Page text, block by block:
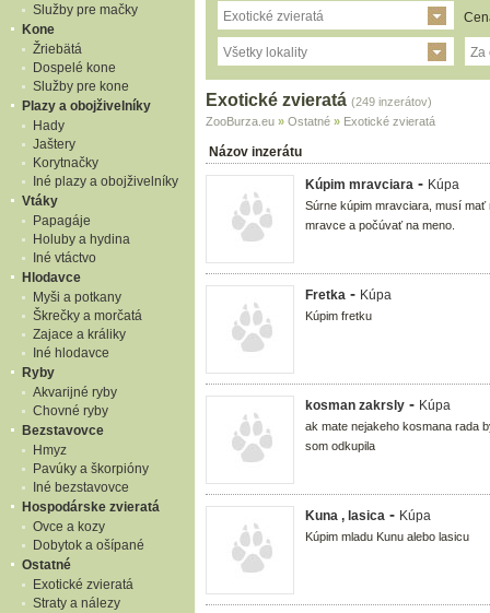
Služby pre mačky
Kone
Žriebätá
Dospelé kone
Služby pre kone
Plazy a obojživelníky
Hady
Jaštery
Korytnačky
Iné plazy a obojživelníky
Vtáky
Papagáje
Holuby a hydina
Iné vtáctvo
Hlodavce
Myši a potkany
Škrečky a morčatá
Zajace a králiky
Iné hlodavce
Ryby
Akvarijné ryby
Chovné ryby
Bezstavovce
Hmyz
Pavúky a škorpióny
Iné bezstavovce
Hospodárske zvieratá
Ovce a kozy
Dobytok a ošípané
Ostatné
Exotické zvieratá
Straty a nálezy
Exotické zvieratá
Všetky lokality Za
Exotické zvieratá (249 inzerátov)
ZooBurza.eu » Ostatné » Exotické zvieratá
Názov inzerátu
Kúpim mravciara - Kúpa
Súrne kúpim mravciara, musí mať
mravce a počúvať na meno.
Fretka - Kúpa
Kúpim fretku
kosman zakrsly - Kúpa
ak mate nejakeho kosmana rada
som odkupila
Kuna , lasica - Kúpa
Kúpim mladu Kunu alebo lasicu